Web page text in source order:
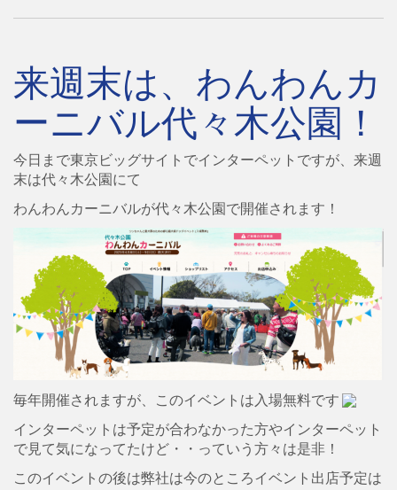
来週末は、わんわんカ
ーニバル代々木公園！
今日まで東京ビッグサイトでインターペットですが、来週
末は代々木公園にて
わんわんカーニバルが代々木公園で開催されます！
毎年開催されますが、このイベントは入場無料です
インターペットは予定が合わなかった方やインターペット
で見て気になってたけど・・っていう方々は是非！
このイベントの後は弊社は今のところイベント出店予定は